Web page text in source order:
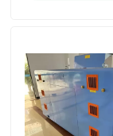
Máquina de
Máquina de